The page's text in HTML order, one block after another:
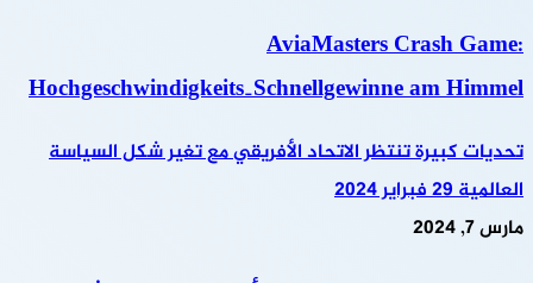
AviaMasters Crash Game:
Hochgeschwindigkeits‑Schnellgewinne am Himmel
تحديات كبيرة تنتظر الاتحاد الأفريقي مع تغير شكل السياسة
العالمية 29 فبراير 2024
مارس 7, 2024